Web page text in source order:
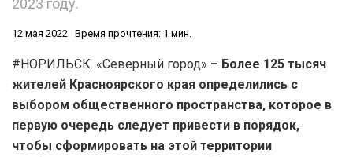
12 мая 2022 Время прочтения: 1 мин.
#НОРИЛЬСК. «Северный город» – Более 125 тысяч
жителей Красноярского края определились с
выбором общественного пространства, которое в
первую очередь следует привести в порядок,
чтобы сформировать на этой территории